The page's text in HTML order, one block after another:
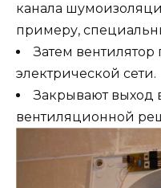
канала
примеру,
Затем
электрической сети.
Закрывают выход
вентиляционной